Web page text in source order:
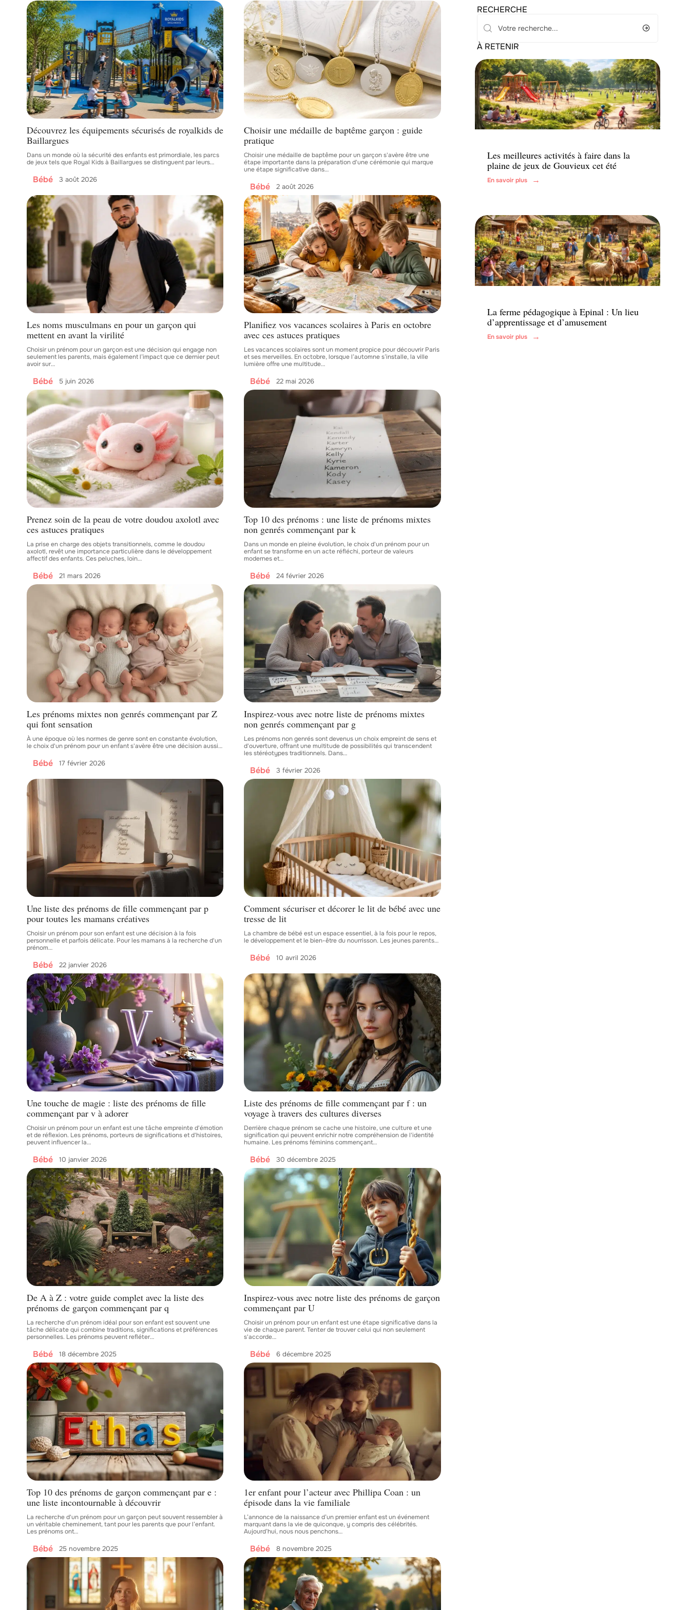
Découvrez les équipements sécurisés de royalkids de
Baillargues
Dans un monde où la sécurité des enfants est primordiale, les parcs
de jeux tels que Royal Kids à Baillargues se distinguent par leurs…
Bébé 3 août 2026
Choisir une médaille de baptême garçon : guide
pratique
Choisir une médaille de baptême pour un garçon s'avère être une
étape importante dans la préparation d'une cérémonie qui marque
une étape significative dans…
Bébé 2 août 2026
Les noms musculmans en pour un garçon qui
mettent en avant la virilité
Choisir un prénom pour un garçon est une décision qui engage non
seulement les parents, mais également l’impact que ce dernier peut
avoir sur…
Bébé 5 juin 2026
Planifiez vos vacances scolaires à Paris en octobre
avec ces astuces pratiques
Les vacances scolaires sont un moment propice pour découvrir Paris
et ses merveilles. En octobre, lorsque l’automne s’installe, la ville
lumière offre une multitude…
Bébé 22 mai 2026
Prenez soin de la peau de votre doudou axolotl avec
ces astuces pratiques
La prise en charge des objets transitionnels, comme le doudou
axolotl, revêt une importance particulière dans le développement
affectif des enfants. Ces peluches, loin…
Bébé 21 mars 2026
Top 10 des prénoms : une liste de prénoms mixtes
non genrés commençant par k
Dans un monde en pleine évolution, le choix d'un prénom pour un
enfant se transforme en un acte réfléchi, porteur de valeurs
modernes et…
Bébé 24 février 2026
Les prénoms mixtes non genrés commençant par Z
qui font sensation
À une époque où les normes de genre sont en constante évolution,
le choix d'un prénom pour un enfant s'avère être une décision aussi…
Bébé 17 février 2026
Inspirez-vous avec notre liste de prénoms mixtes
non genrés commençant par g
Les prénoms non genrés sont devenus un choix empreint de sens et
d'ouverture, offrant une multitude de possibilités qui transcendent
les stéréotypes traditionnels. Dans…
Bébé 3 février 2026
Une liste des prénoms de fille commençant par p
pour toutes les mamans créatives
Choisir un prénom pour son enfant est une décision à la fois
personnelle et parfois délicate. Pour les mamans à la recherche d'un
prénom…
Bébé 22 janvier 2026
Comment sécuriser et décorer le lit de bébé avec une
tresse de lit
La chambre de bébé est un espace essentiel, à la fois pour le repos,
le développement et le bien-être du nourrisson. Les jeunes parents…
Bébé 10 avril 2026
Une touche de magie : liste des prénoms de fille
commençant par v à adorer
Choisir un prénom pour un enfant est une tâche empreinte d'émotion
et de réflexion. Les prénoms, porteurs de significations et d'histoires,
peuvent influencer la…
Bébé 10 janvier 2026
Liste des prénoms de fille commençant par f : un
voyage à travers des cultures diverses
Derrière chaque prénom se cache une histoire, une culture et une
signification qui peuvent enrichir notre compréhension de l'identité
humaine. Les prénoms féminins commençant…
Bébé 30 décembre 2025
De A à Z : votre guide complet avec la liste des
prénoms de garçon commençant par q
La recherche d'un prénom idéal pour son enfant est souvent une
tâche délicate qui combine traditions, significations et préférences
personnelles. Les prénoms peuvent refléter…
Bébé 18 décembre 2025
Inspirez-vous avec notre liste des prénoms de garçon
commençant par U
Choisir un prénom pour un enfant est une étape significative dans la
vie de chaque parent. Tenter de trouver celui qui non seulement
s'accorde…
Bébé 6 décembre 2025
Top 10 des prénoms de garçon commençant par e :
une liste incontournable à découvrir
La recherche d'un prénom pour un garçon peut souvent ressembler à
un véritable cheminement, tant pour les parents que pour l’enfant.
Les prénoms ont…
Bébé 25 novembre 2025
1er enfant pour l’acteur avec Phillipa Coan : un
épisode dans la vie familiale
L’annonce de la naissance d’un premier enfant est un événement
marquant dans la vie de quiconque, y compris des célébrités.
Aujourd’hui, nous nous penchons…
Bébé 8 novembre 2025
RECHERCHE
À RETENIR
Famille
Les meilleures activités à faire dans la
plaine de jeux de Gouvieux cet été
En savoir plus
Enfant
La ferme pédagogique à Epinal : Un lieu
d’apprentissage et d’amusement
En savoir plus